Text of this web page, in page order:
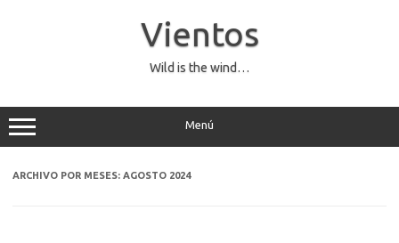
Vientos
Wild is the wind…
Menú
ARCHIVO POR MESES: AGOSTO 2024